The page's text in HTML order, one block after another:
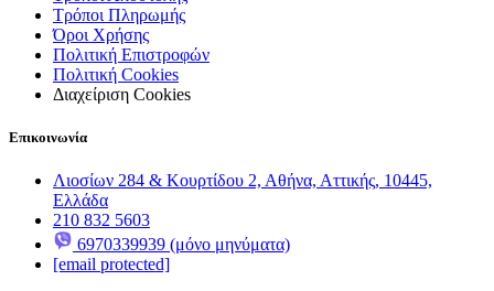
Τρόποι Πληρωμής
Όροι Χρήσης
Πολιτική Επιστροφών
Πολιτική Cookies
Διαχείριση Cookies
Επικοινωνία
Λιοσίων 284 & Κουρτίδου 2, Αθήνα, Αττικής, 10445,
Ελλάδα
210 832 5603
6970339939 (μόνο μηνύματα)
[email protected]